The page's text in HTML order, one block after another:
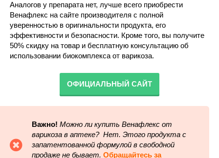
Аналогов у препарата нет, лучше всего приобрести
Венафлекс на сайте производителя с полной
уверенностью в оригинальности продукта, его
эффективности и безопасности. Кроме того, вы получите
50% скидку на товар и бесплатную консультацию об
использовании биокомплекса от варикоза.
ОФИЦИАЛЬНЫЙ САЙТ
Важно! Можно ли купить Венафлекс от
варикоза в аптеке? Нет. Этого продукта с
запатентованной формулой в свободной
продаже не бывает. Обращайтесь за